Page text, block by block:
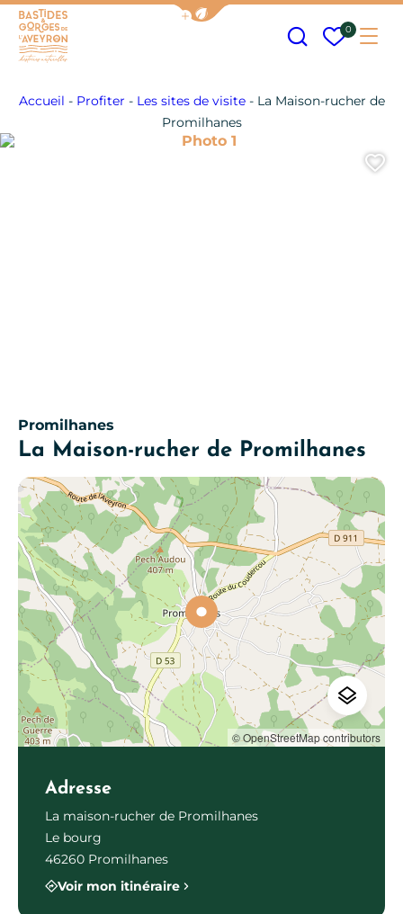
Afficher la barre de navigation
Mes
0
Accueil - Profiter - Les sites de visite- La Maison-rucher de
Promilhanes
Promilhanes
La Maison-rucher de Promilhanes
Photo 1
© OpenStreetMap contributors
Adresse
La maison-rucher de Promilhanes
Le bourg
46260 Promilhanes
Voir mon itinéraire